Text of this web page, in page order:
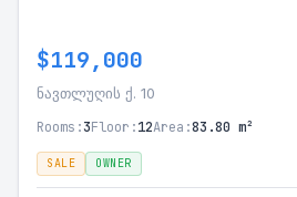
$119,000
ნავთლუღის ქ. 10
Rooms:3Floor:12Area:83.80 m²
SALE OWNER